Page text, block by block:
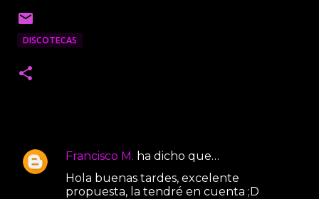
DISCOTECAS
C
Francisco M. ha dicho que…
Hola buenas tardes, excelente
propuesta, la tendré en cuenta ;D